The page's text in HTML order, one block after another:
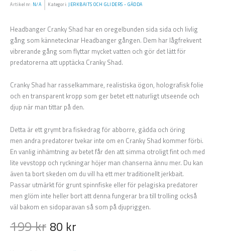
Artikelnr: N/A Kategori: JERKBAITS OCH GLIDERS - GÄDDA
Headbanger Cranky Shad har en oregelbunden sida sida och livlig
gång som kännetecknar Headbanger gången. Dem har lågfrekvent
vibrerande gång som flyttar mycket vatten och gör det lätt för
predatorerna att upptäcka Cranky Shad.
Cranky Shad har rasselkammare, realistiska ögon, holografisk folie
och en transparent kropp som ger betet ett naturligt utseende och
djup när man tittar på den.
Detta är ett grymt bra fiskedrag för abborre, gädda och öring
men andra predatorer tvekar inte om en Cranky Shad kommer förbi.
En vanlig inhämtning av betet får den att simma otroligt fint och med
lite vevstopp och ryckningar höjer man chanserna ännu mer. Du kan
även ta bort skeden om du vill ha ett mer traditionellt jerkbait.
Passar utmärkt för grunt spinnfiske eller för pelagiska predatorer
men glöm inte heller bort att denna fungerar bra till trolling också
väl bakom en sidoparavan så som på djupriggen.
199kr 80 kr